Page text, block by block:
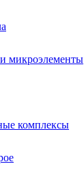
микроэлементы
комплексы